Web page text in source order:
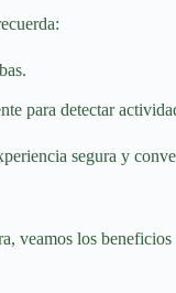
para detectar
segura y
veamos los